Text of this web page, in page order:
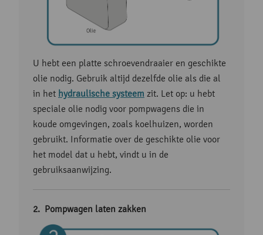
U hebt een platte schroevendraaier en geschikte
olie nodig. Gebruik altijd dezelfde olie als die al
in het hydraulische systeem zit. Let op: u hebt
speciale olie nodig voor pompwagens die in
koude omgevingen, zoals koelhuizen, worden
gebruikt. Informatie over de geschikte olie voor
het model dat u hebt, vindt u in de
gebruiksaanwijzing.
Pompwagen laten zakken